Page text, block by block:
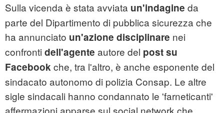
Sulla vicenda è stata avviata un'indagine da
parte del Dipartimento di pubblica sicurezza che
ha annunciato un'azione disciplinare nei
confronti dell'agente autore del post su
Facebookche, tra l'altro, è anche esponente del
sindacato autonomo di polizia Consap. Le altre
sigle sindacali hanno condannato le 'farneticanti'